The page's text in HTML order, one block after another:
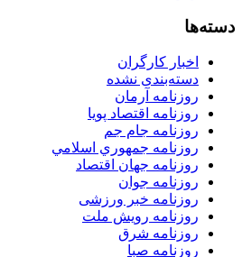
دسته‌ها
اخبار کارگران
دسته‌بندی نشده
روزنامه آرمان
روزنامه اقتصاد پویا
روزنامه جام جم
روزنامه جمهوري اسلامي
روزنامه جهان اقتصاد
روزنامه جوان
روزنامه خبر ورزشى
روزنامه رویش ملت
روزنامه شرق
روزنامه صبا